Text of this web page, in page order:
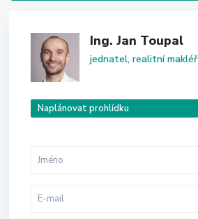
Ing. Jan Toupal
jednatel, realitní makléř
Naplánovat prohlídku